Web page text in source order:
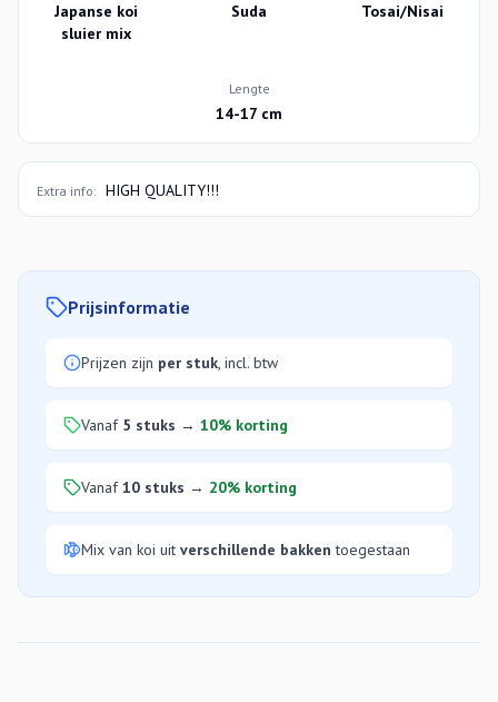
Japanse koi
sluier mix
Suda Tosai/Nisai
Lengte
14-17 cm
Extra info: HIGH QUALITY!!!
Prijsinformatie
Prijzen zijn per stuk, incl. btw
Vanaf 5 stuks → 10% korting
Vanaf10 stuks → 20% korting
Mix van koi uit verschillende bakken toegestaan